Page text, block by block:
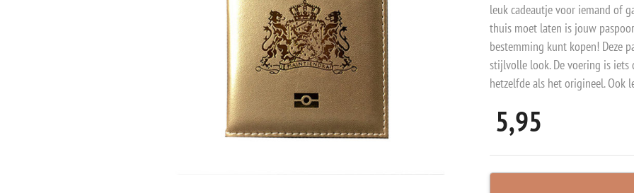
leuk cadeautje voor iemand of
thuis moet laten is jouw
bestemming kunt kopen! Deze
stijlvolle look. De voering is iets
hetzelfde als het origineel. Ook
5,95